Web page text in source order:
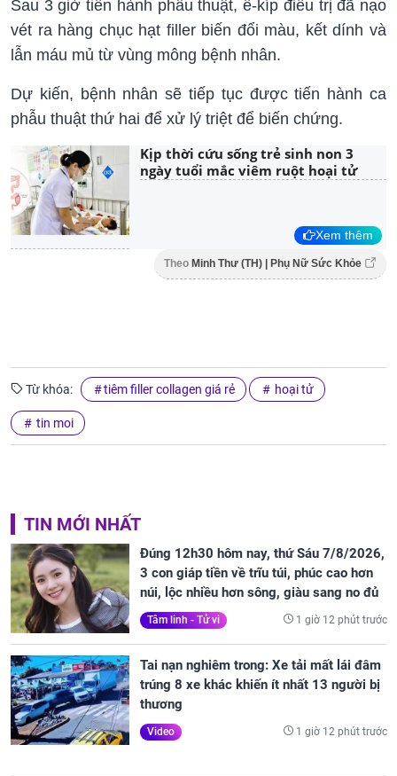
Sau 3 giờ tiến hành phẫu thuật, ê-kíp điều trị đã nạo
vét ra hàng chục hạt filler biến đổi màu, kết dính và
lẫn máu mủ từ vùng mông bệnh nhân.
Dự kiến, bệnh nhân sẽ tiếp tục được tiến hành ca
phẫu thuật thứ hai để xử lý triệt để biến chứng.
Kịp thời cứu sống trẻ sinh non 3
ngày tuổi mắc viêm ruột hoại tử
Xem thêm
Theo Minh Thư (TH) | Phụ Nữ Sức Khỏe
Từ khóa: tiêm filler collagen giá rẻ hoại tử
tin moi
TIN MỚI NHẤT
Đúng 12h30 hôm nay, thứ Sáu 7/8/2026,
3 con giáp tiền về trĩu túi, phúc cao hơn
núi, lộc nhiều hơn sông, giàu sang no đủ
Tâm linh - Tử vi 1 giờ 12 phút trước
Tai nạn nghiêm trong: Xe tải mất lái đâm
trúng 8 xe khác khiến ít nhất 13 người bị
thương
Video 1 giờ 12 phút trước